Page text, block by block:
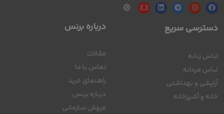
دسترسی سریع
لباس زنانه
لباس مردانه
آرایشی و بهداشتی
خانه و آشپزخانه
درباره برنس
مقالات
تماس با ما
راهنمای خرید
درباره برنس
فروش سازمانی